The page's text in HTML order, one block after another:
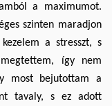
a maximumot.
szinten maradjon
a stresszt, s
így nem
most bejutottam a
tavaly, s ez adott